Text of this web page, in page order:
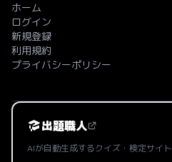
ホーム
ログイン
新規登録
利用規約
プライバシーポリシー
出題職人
AIが自動生成するクイズ・検定サイト